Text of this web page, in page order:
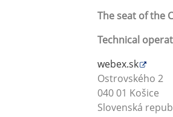
The seat of the
Technical
webex.sk
Ostrovského 2
040 01 Košice
Slovenská